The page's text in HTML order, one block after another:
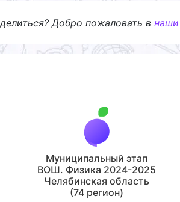
Добро пожаловать в
Муниципальный этап
ВОШ. Физика 2024-2025
Челябинская область
(74 регион)